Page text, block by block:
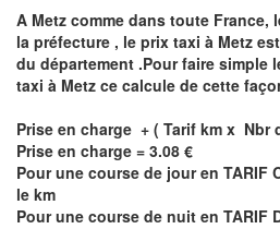
A Metz comme dans toute
la préfecture , le prix taxi à Metz
du département .Pour faire simple
taxi à Metz ce calcule de cette
Prise en charge + ( Tarif km x Nbr
Prise en charge = 3.08 €
Pour une course de jour en TARIF
le km
Pour une course de nuit en TARIF